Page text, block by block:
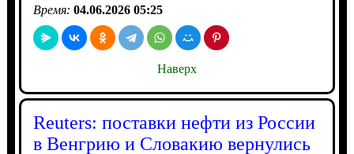
Время: 04.06.2026 05:25
Наверх
Reuters: поставки нефти из России
в Венгрию и Словакию вернулись